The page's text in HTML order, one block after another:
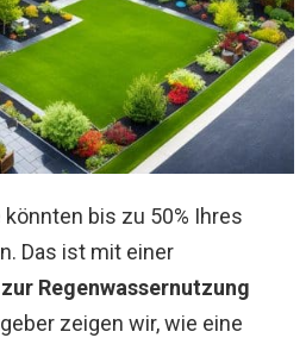
bis zu 50% Ihres
Das ist mit einer
Regenwassernutzung
zeigen wir, wie eine